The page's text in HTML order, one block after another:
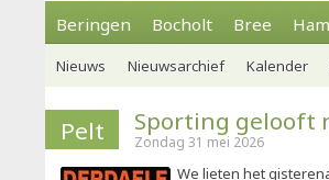
Beringen Bocholt Bree
Nieuws Nieuwsarchief Kalender
Pelt Sporting gelooft
Zondag 31 mei 2026
We lieten het